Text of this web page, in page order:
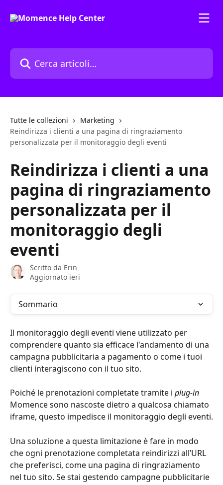
Cerca articoli…
Tutte le collezioni
Marketing
Reindirizza i clienti a una pagina di ringraziamento
personalizzata per il monitoraggio degli eventi
Reindirizza i clienti a una
pagina di ringraziamento
personalizzata per il
monitoraggio degli
eventi
Scritto da Erin
Aggiornato ieri
Sommario
Il monitoraggio degli eventi viene utilizzato per
comprendere quanto sia efficace l'andamento di una
campagna pubblicitaria a pagamento o come i tuoi
clienti interagiscono con il tuo sito.
Poiché le prenotazioni completate tramite i plug-in
Momence sono nascoste dietro a qualcosa chiamato
iframe, questo impedisce il monitoraggio degli eventi.
Una soluzione a questa limitazione è fare in modo
che ogni prenotazione completata reindirizzi all’URL
che preferisci, come una pagina di ringraziamento
nel tuo sito. Se stai gestendo campagne pubblicitarie